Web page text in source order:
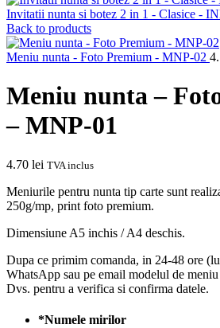
Invitatii nunta si botez 2 in 1 - Clasice -
Back to products
Meniu nunta - Foto Premium - MNP-02
Meniu nunta –
– MNP-01
4.70 lei TVA inclus
Meniurile pentru nunta tip carte sunt
250g/mp, print foto premium.
Dimensiune A5 inchis / A4 deschis.
Dupa ce primim comanda, in 24-48 ore
WhatsApp sau pe email modelul de
Dvs. pentru a verifica si confirma datele.
*Numele mirilor